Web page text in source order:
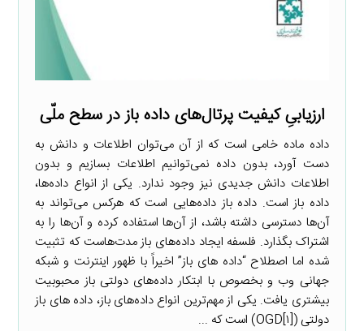
ارزیابیِ کیفیت پرتال‌های داده باز در سطح ملّی
داده ماده خامی است که از آن می‌توان اطلاعات و دانش به
دست آورد، بدون داده نمی‌توانیم اطلاعات بسازیم و بدون
اطلاعات دانش جدیدی نیز وجود ندارد. یکی از انواع داده‌ها،
داده باز است. داده باز داده‌هایی است که هرکس می‌تواند به
آن‌ها دسترسی داشته باشد، از آن‌ها استفاده کرده و آن‌ها را به
اشتراک بگذارد. فلسفه ایجاد داده‌های باز مدت‌هاست که تثبیت
شده اما اصطلاح “داده­ های باز” اخیراً با ظهور اینترنت و شبکه
جهانی وب و بخصوص با ابتکار داده‌های دولتی باز محبوبیت
بیشتری یافت. یکی از مهم‌ترین انواع داده‌های باز، داده ­های باز
دولتی (OGD[۱]) است که ...